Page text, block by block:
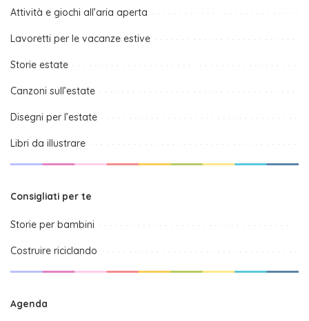
Attività e giochi all’aria aperta
Lavoretti per le vacanze estive
Storie estate
Canzoni sull’estate
Disegni per l’estate
Libri da illustrare
Consigliati per te
Storie per bambini
Costruire riciclando
Agenda